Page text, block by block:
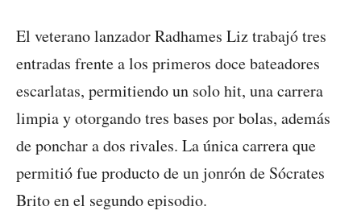
El veterano lanzador Radhames Liz trabajó tres
entradas frente a los primeros doce bateadores
escarlatas, permitiendo un solo hit, una carrera
limpia y otorgando tres bases por bolas, además
de ponchar a dos rivales. La única carrera que
permitió fue producto de un jonrón de Sócrates
Brito en el segundo episodio.